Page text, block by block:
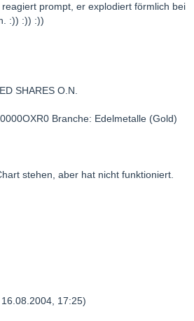
prompt, er explodiert förmlich bei
:)) :)) :))
SHARES O.N.
Branche: Edelmetalle (Gold)
stehen, aber hat nicht funktioniert.
17:25)